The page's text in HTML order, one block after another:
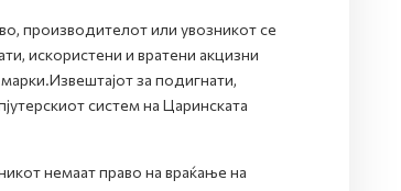
производителот или увозникот се
искористени и вратени акцизни
за подигнати,
систем на Царинската
немаат право на враќање на